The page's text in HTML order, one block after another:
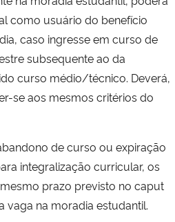
como usuário do benefício
caso ingresse em curso de
subsequente ao da
curso médio/técnico. Deverá,
se aos mesmos critérios do
de curso ou expiração
integralização curricular, os
prazo previsto no caput
vaga na moradia estudantil.